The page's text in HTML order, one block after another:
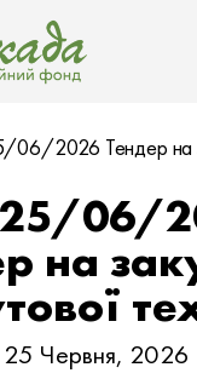
25/06/
на
25 Червня, 2026